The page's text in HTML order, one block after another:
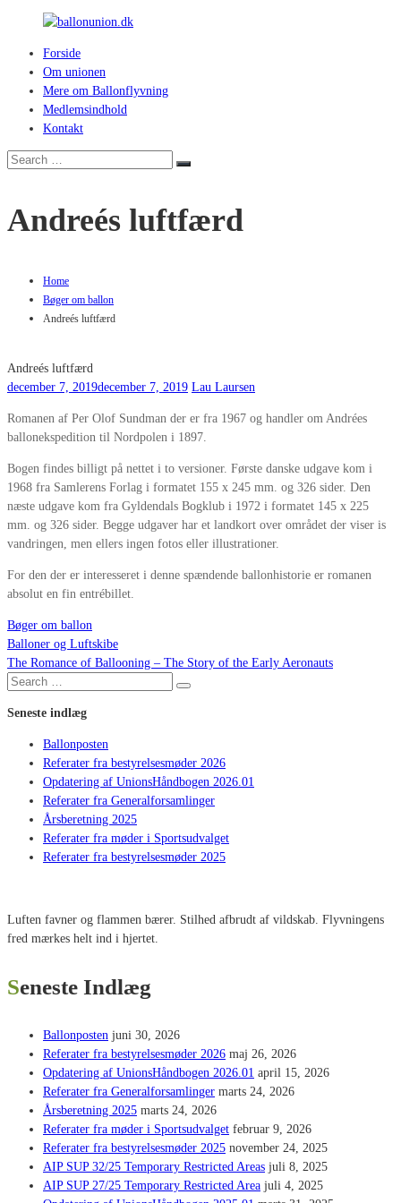
content
ballonunion.dk
hvad
vej
blæser
Forside
Om unionen
Mere om Ballonflyvning
Medlemsindhold
Kontakt
Search
Search
Andreés luftfærd
Home
Bøger om ballon
Andreés luftfærd
Andreés luftfærd
december 7, 2019december 7, 2019 Lau Laursen
Romanen af Per Olof Sundman der er fra 1967 og handler om Andrées
ballonekspedition til Nordpolen i 1897.
Bogen findes billigt på nettet i to versioner. Første danske udgave kom i
1968 fra Samlerens Forlag i formatet 155 x 245 mm. og 326 sider. Den
næste udgave kom fra Gyldendals Bogklub i 1972 i formatet 145 x 225
mm. og 326 sider. Begge udgaver har et landkort over området der viser is
vandringen, men ellers ingen fotos eller illustrationer.
For den der er interesseret i denne spændende ballonhistorie er romanen
absolut en fin entrébillet.
Bøger om ballon
Indlægsnavigation
Balloner og Luftskibe
The Romance of Ballooning – The Story of the Early Aeronauts
Search
Search
Seneste indlæg
Ballonposten
Referater fra bestyrelsesmøder 2026
Opdatering af UnionsHåndbogen 2026.01
Referater fra Generalforsamlinger
Årsberetning 2025
Referater fra møder i Sportsudvalget
Referater fra bestyrelsesmøder 2025
Luften favner og flammen bærer. Stilhed afbrudt af vildskab. Flyvningens
fred mærkes helt ind i hjertet.
Seneste Indlæg
Ballonposten juni 30, 2026
Referater fra bestyrelsesmøder 2026 maj 26, 2026
Opdatering af UnionsHåndbogen 2026.01 april 15, 2026
Referater fra Generalforsamlinger marts 24, 2026
Årsberetning 2025 marts 24, 2026
Referater fra møder i Sportsudvalget februar 9, 2026
Referater fra bestyrelsesmøder 2025 november 24, 2025
AIP SUP 32/25 Temporary Restricted Areas juli 8, 2025
AIP SUP 27/25 Temporary Restricted Area juli 4, 2025